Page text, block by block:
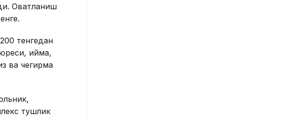
Овқатланиш
тенгедан
қийма,
ва чегирма
тушлик